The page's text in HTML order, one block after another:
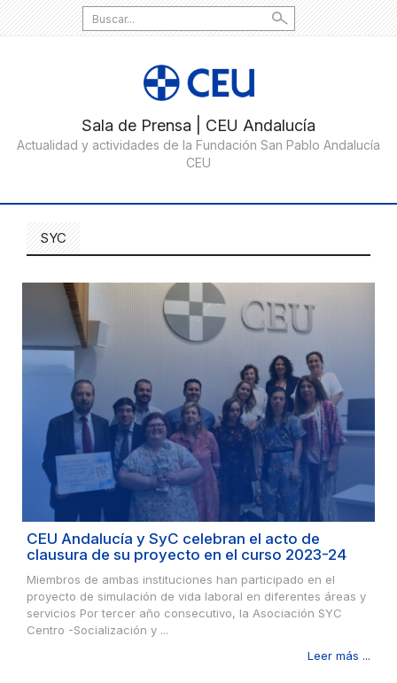
Search
for:
SYC
CEU Andalucía y SyC celebran el acto de
clausura de su proyecto en el curso 2023-24
Miembros de ambas instituciones han participado en el
proyecto de simulación de vida laboral en diferentes áreas y
servicios Por tercer año consecutivo, la Asociación SYC
Centro -Socialización y ...
Leer más ...